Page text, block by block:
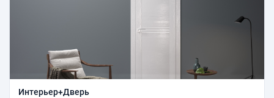
Интерьер+Дверь